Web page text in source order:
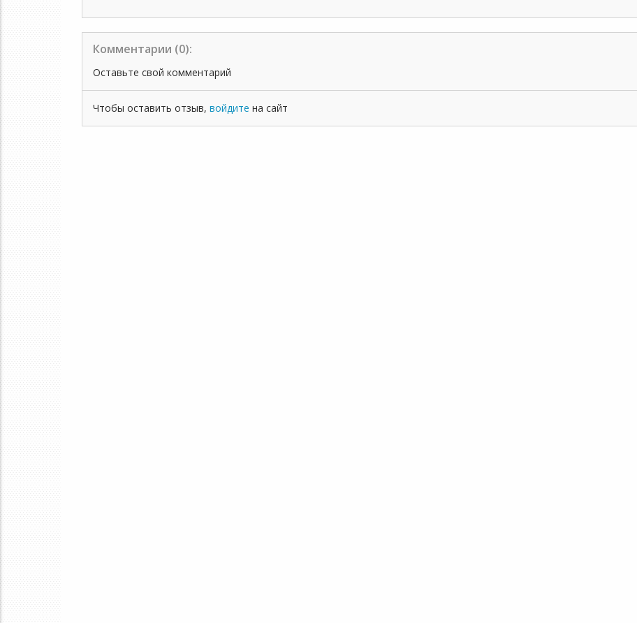
Комментарии (0):
Оставьте свой комментарий
Чтобы оставить отзыв, войдите на сайт